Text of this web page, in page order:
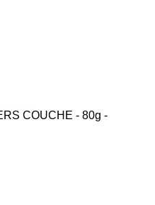
COUCHE - 80g -